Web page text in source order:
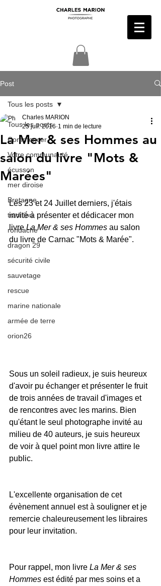
Post
Tous les posts
Commencer
Votre communauté
écusson
mer diroise
Bretagne
tradition
rondache
dragon 29
sécurité civile
sauvetage
rescue
marine nationale
armée de terre
orion26
Tous les posts
La Mer & ses Hommes au
salon du livre "Mots &
Marées"
Charles MARION
25 juil. 2016 1 min de lecture
Les 23 et 24 Juillet derniers, j'étais
invité à présenter et dédicacer mon
livre La Mer & ses Hommes au salon
du livre de Carnac "Mots & Marée".
Sous un soleil radieux, je suis heureux
d'avoir pu échanger et présenter le fruit
de trois années de travail d'images et
de rencontres avec les marins. Bien
qu'étant le seul photographe invité au
milieu de 40 auteurs, je suis heureux
de voir à quel point mon livre attire le
public.
L'excellente organisation de cet
évènement annuel est à souligner et je
remercie chaleureusement les libraires
pour leur invitation.
Pour rappel, mon livre La Mer & ses
Hommes est édité par mes soins et a